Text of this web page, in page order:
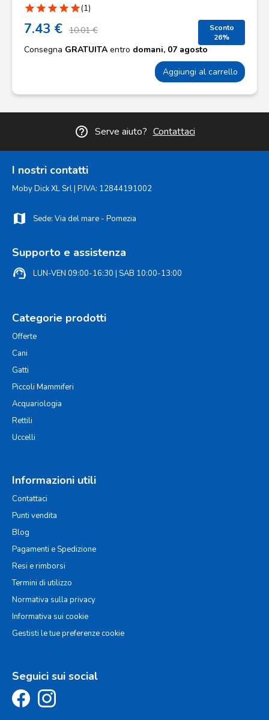
star star star star star(1)
7.43 € 10.01 €
Sconto
26%
Consegna GRATUITA entro domani, 07 agosto
Aggiungi al carrello
help_outline Serve aiuto? Contattaci
I nostri contatti
Moby Dick XL Srl | P.IVA: 12844191002
map Sede: Via del mare - Pomezia
Supporto e assistenza
support_agent LUN-VEN 09:00-16:30 | SAB 10:00-13:00
Categorie prodotti
Offerte
Cani
Gatti
Piccoli Mammiferi
Acquariologia
Rettili
Uccelli
Informazioni utili
Contattaci
Punti vendita
Blog
Pagamenti e Spedizione
Resi e rimborsi
Termini di utilizzo
Normativa sulla privacy
Informativa sui cookie
Gestisti le tue preferenze cookie
Seguici sui social